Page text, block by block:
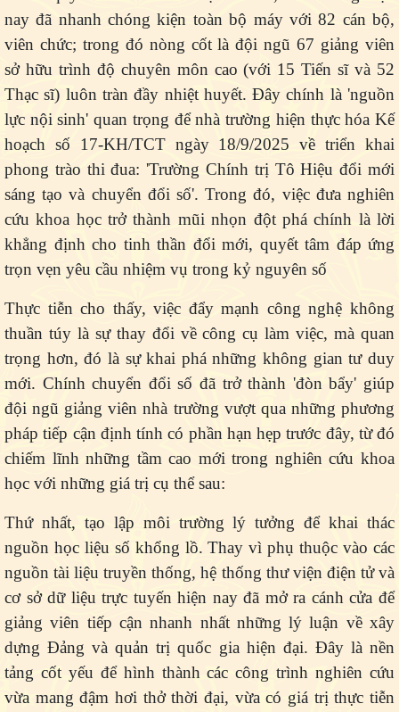
nay đã nhanh chóng kiện toàn bộ máy với 82 cán bộ,
viên chức; trong đó nòng cốt là đội ngũ 67 giảng viên
sở hữu trình độ chuyên môn cao (với 15 Tiến sĩ và 52
Thạc sĩ) luôn tràn đầy nhiệt huyết. Đây chính là 'nguồn
lực nội sinh' quan trọng để nhà trường hiện thực hóa Kế
hoạch số 17-KH/TCT ngày 18/9/2025 về triển khai
phong trào thi đua: 'Trường Chính trị Tô Hiệu đổi mới
sáng tạo và chuyển đổi số'. Trong đó, việc đưa nghiên
cứu khoa học trở thành mũi nhọn đột phá chính là lời
khẳng định cho tinh thần đổi mới, quyết tâm đáp ứng
trọn vẹn yêu cầu nhiệm vụ trong kỷ nguyên số
Thực tiễn cho thấy, việc đẩy mạnh công nghệ không
thuần túy là sự thay đổi về công cụ làm việc, mà quan
trọng hơn, đó là sự khai phá những không gian tư duy
mới. Chính chuyển đổi số đã trở thành 'đòn bẩy' giúp
đội ngũ giảng viên nhà trường vượt qua những phương
pháp tiếp cận định tính có phần hạn hẹp trước đây, từ đó
chiếm lĩnh những tầm cao mới trong nghiên cứu khoa
học với những giá trị cụ thể sau:
Thứ nhất, tạo lập môi trường lý tưởng để khai thác
nguồn học liệu số khổng lồ. Thay vì phụ thuộc vào các
nguồn tài liệu truyền thống, hệ thống thư viện điện tử và
cơ sở dữ liệu trực tuyến hiện nay đã mở ra cánh cửa để
giảng viên tiếp cận nhanh nhất những lý luận về xây
dựng Đảng và quản trị quốc gia hiện đại. Đây là nền
tảng cốt yếu để hình thành các công trình nghiên cứu
vừa mang đậm hơi thở thời đại, vừa có giá trị thực tiễn